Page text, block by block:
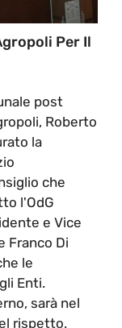
Per Il
post
Roberto
la
che
l'OdG
e Vice
Franco Di
le
Enti.
sarà nel
rispetto.